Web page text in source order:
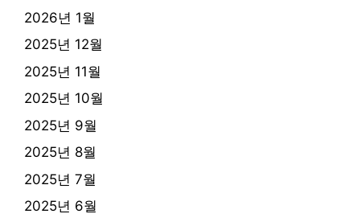
2026년 1월
2025년 12월
2025년 11월
2025년 10월
2025년 9월
2025년 8월
2025년 7월
2025년 6월